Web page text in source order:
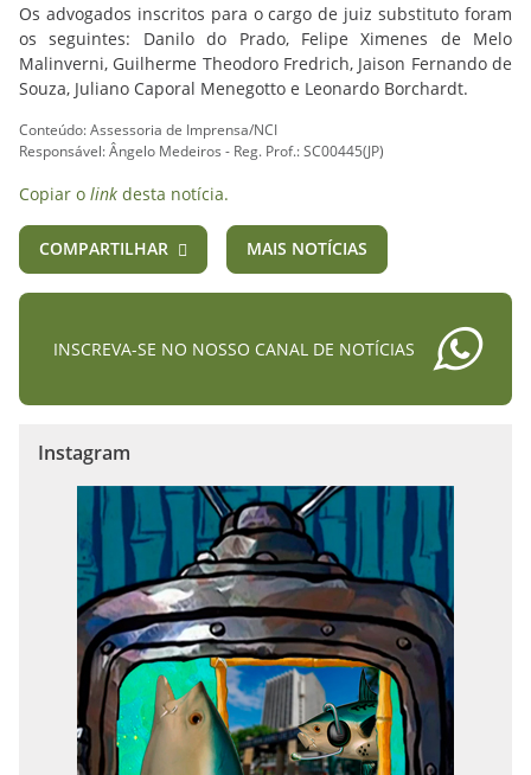
Os advogados inscritos para o cargo de juiz substituto foram
os seguintes: Danilo do Prado, Felipe Ximenes de Melo
Malinverni, Guilherme Theodoro Fredrich, Jaison Fernando de
Souza, Juliano Caporal Menegotto e Leonardo Borchardt.
Conteúdo: Assessoria de Imprensa/NCI
Responsável: Ângelo Medeiros - Reg. Prof.: SC00445(JP)
Copiar o link desta notícia.
COMPARTILHAR MAIS NOTÍCIAS
INSCREVA-SE NO NOSSO CANAL DE NOTÍCIAS
Instagram